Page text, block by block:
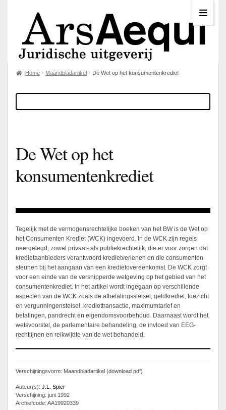
Home Maandbladartikel De Wet op het konsumentenkrediet
De Wet op het
konsumentenkrediet
Tegelijk met de vermogensrechtelijke boeken van het BW is de Wet op
het Consumenten Krediet (WCK) ingevoerd. In de WCK zijn regels
neergelegd, zowel privaat- als publiekrechtelijk, die er voor zorgen dat
kredietaanbieders verantwoord kredietverlenen en die consumenten
steunen bij het aangaan van een kredietovereenkomst. De WCK zorgt
voor een einde van de versnipperde wetgeving op het gebied van het
consumentenkrediet. In het artikel wordt ingegaan op verschillende
aspecten van de WCK zoals de afbetalingsstelsel, geldkrediet, toezicht
en vergunningenstelsel, krediettransactie, maximumtarief en
betalingen, pandrecht en eigendomsvoorbehoud. Daarnaast wordt het
wetsvoorstel, de parlementaire behandeling, de invloed van EEG-
rechtlijnen en reikwijdte van de wet behandeld.
Verschijningsvorm: Maandbladartikel (download pdf)
Auteur(s): J.L. Spier
Verschijning: juni 1992
Archiefcode: AA19920339